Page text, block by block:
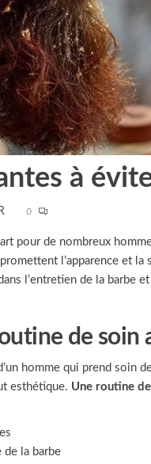
à
0
pour de nombreux
l’apparence et
l’entretien de la barbe
de
homme qui prend soin
esthétique. Une routine
de la barbe